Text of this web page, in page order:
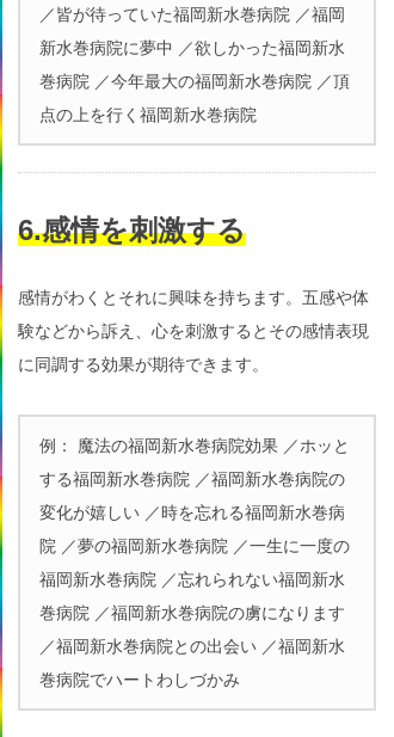
／皆が待っていた福岡新水巻病院 ／福岡
新水巻病院に夢中 ／欲しかった福岡新水
巻病院 ／今年最大の福岡新水巻病院 ／頂
点の上を行く福岡新水巻病院
6.感情を刺激する
感情がわくとそれに興味を持ちます。五感や体
験などから訴え、心を刺激するとその感情表現
に同調する効果が期待できます。
例： 魔法の福岡新水巻病院効果 ／ホッと
する福岡新水巻病院 ／福岡新水巻病院の
変化が嬉しい ／時を忘れる福岡新水巻病
院 ／夢の福岡新水巻病院 ／一生に一度の
福岡新水巻病院 ／忘れられない福岡新水
巻病院 ／福岡新水巻病院の虜になります
／福岡新水巻病院との出会い ／福岡新水
巻病院でハートわしづかみ